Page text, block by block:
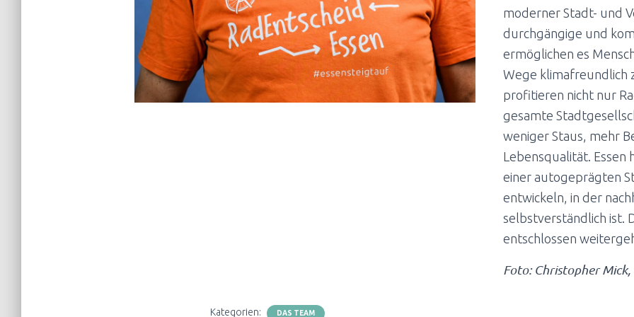
moderner Stadt- und
durchgängige und
ermöglichen es
Wege klimafreundlich
profitieren nicht nur
gesamte
weniger Staus, mehr
Lebensqualität. Essen
einer autogeprägten
entwickeln, in der
selbstverständlich ist.
entschlossen
Foto:Christopher Mick,
Kategorien: DAS TEAM